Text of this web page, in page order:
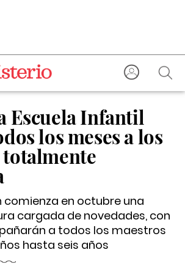
Escuela Infantil
los meses a los
comienza en octubre una
cargada de novedades, con
a todos los maestros
hasta seis años